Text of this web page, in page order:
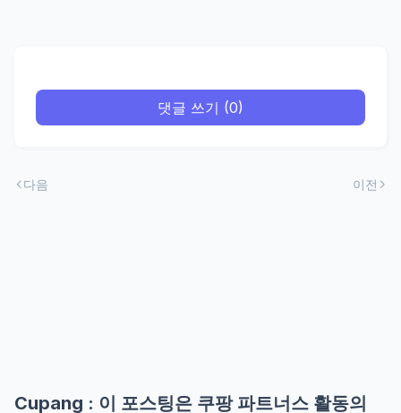
댓글 쓰기 (0)
다음 이전
Cupang : 이 포스팅은 쿠팡 파트너스 활동의